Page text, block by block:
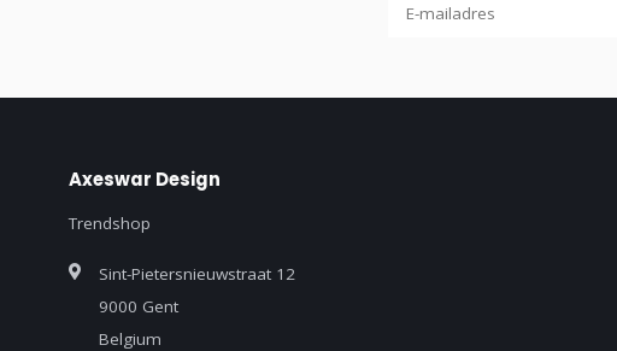
Axeswar Design
Trendshop
Sint-Pietersnieuwstraat 12
9000 Gent
Belgium